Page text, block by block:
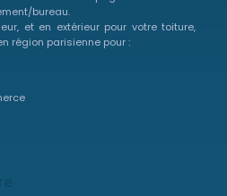
bureau.
et en extérieur pour votre toiture,
région parisienne pour :